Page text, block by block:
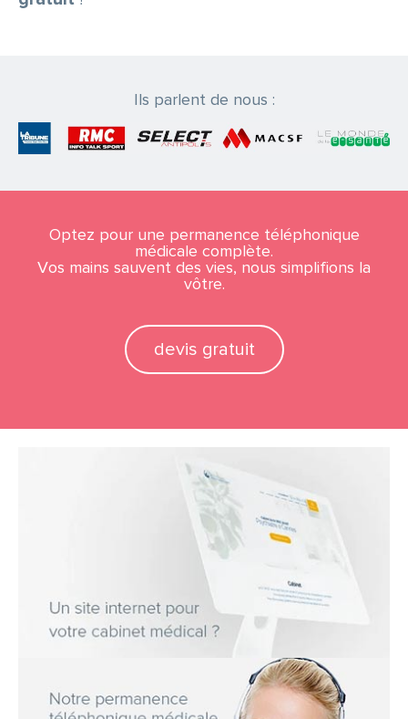
Ils parlent de nous :
Optez pour une permanence téléphonique
médicale complète.
Vos mains sauvent des vies, nous simplifions la
vôtre.
devis gratuit